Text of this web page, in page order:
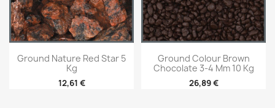
Ground Nature Red Star 5
Kg
12,61 €
Ground Colour Brown
Chocolate 3-4 Mm 10 Kg
26,89 €